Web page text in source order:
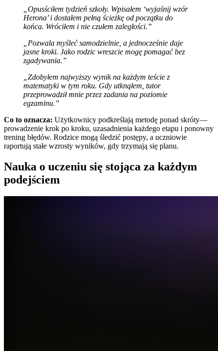
„Opusściłem tydzień szkoły. Wpisałem ‘wyjaśnij wzór
Herona’ i dostałem pełną ścieżkę od początku do
końca. Wróciłem i nie czułem zaległości.”
„Pozwala myśleć samodzielnie, a jednocześnie daje
jasne kroki. Jako rodzic wreszcie mogę pomagać bez
zgadywania.”
„Zdobyłem najwyższy wynik na każdym teście z
matematyki w tym roku. Gdy utknąłem, tutor
przeprowadził mnie przez zadania na poziomie
egzaminu.”
Co to oznacza: Użytkownicy podkreślają metodę ponad skróty—
prowadzenie krok po kroku, uzasadnienia każdego etapu i ponowny
trening błędów. Rodzice mogą śledzić postępy, a uczniowie
raportują stałe wzrosty wyników, gdy trzymają się planu.
Nauka o uczeniu się stojąca za każdym
podejściem